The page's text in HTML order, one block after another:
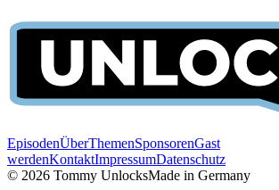
EpisodenÜberThemenSponsorenGast
werdenKontaktImpressumDatenschutz
© 2026 Tommy UnlocksMade in Germany